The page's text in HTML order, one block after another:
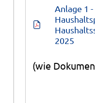
Anlage 1
2025
(wie